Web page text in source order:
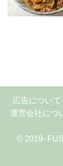
広告について
運営会社につ
© 2019-